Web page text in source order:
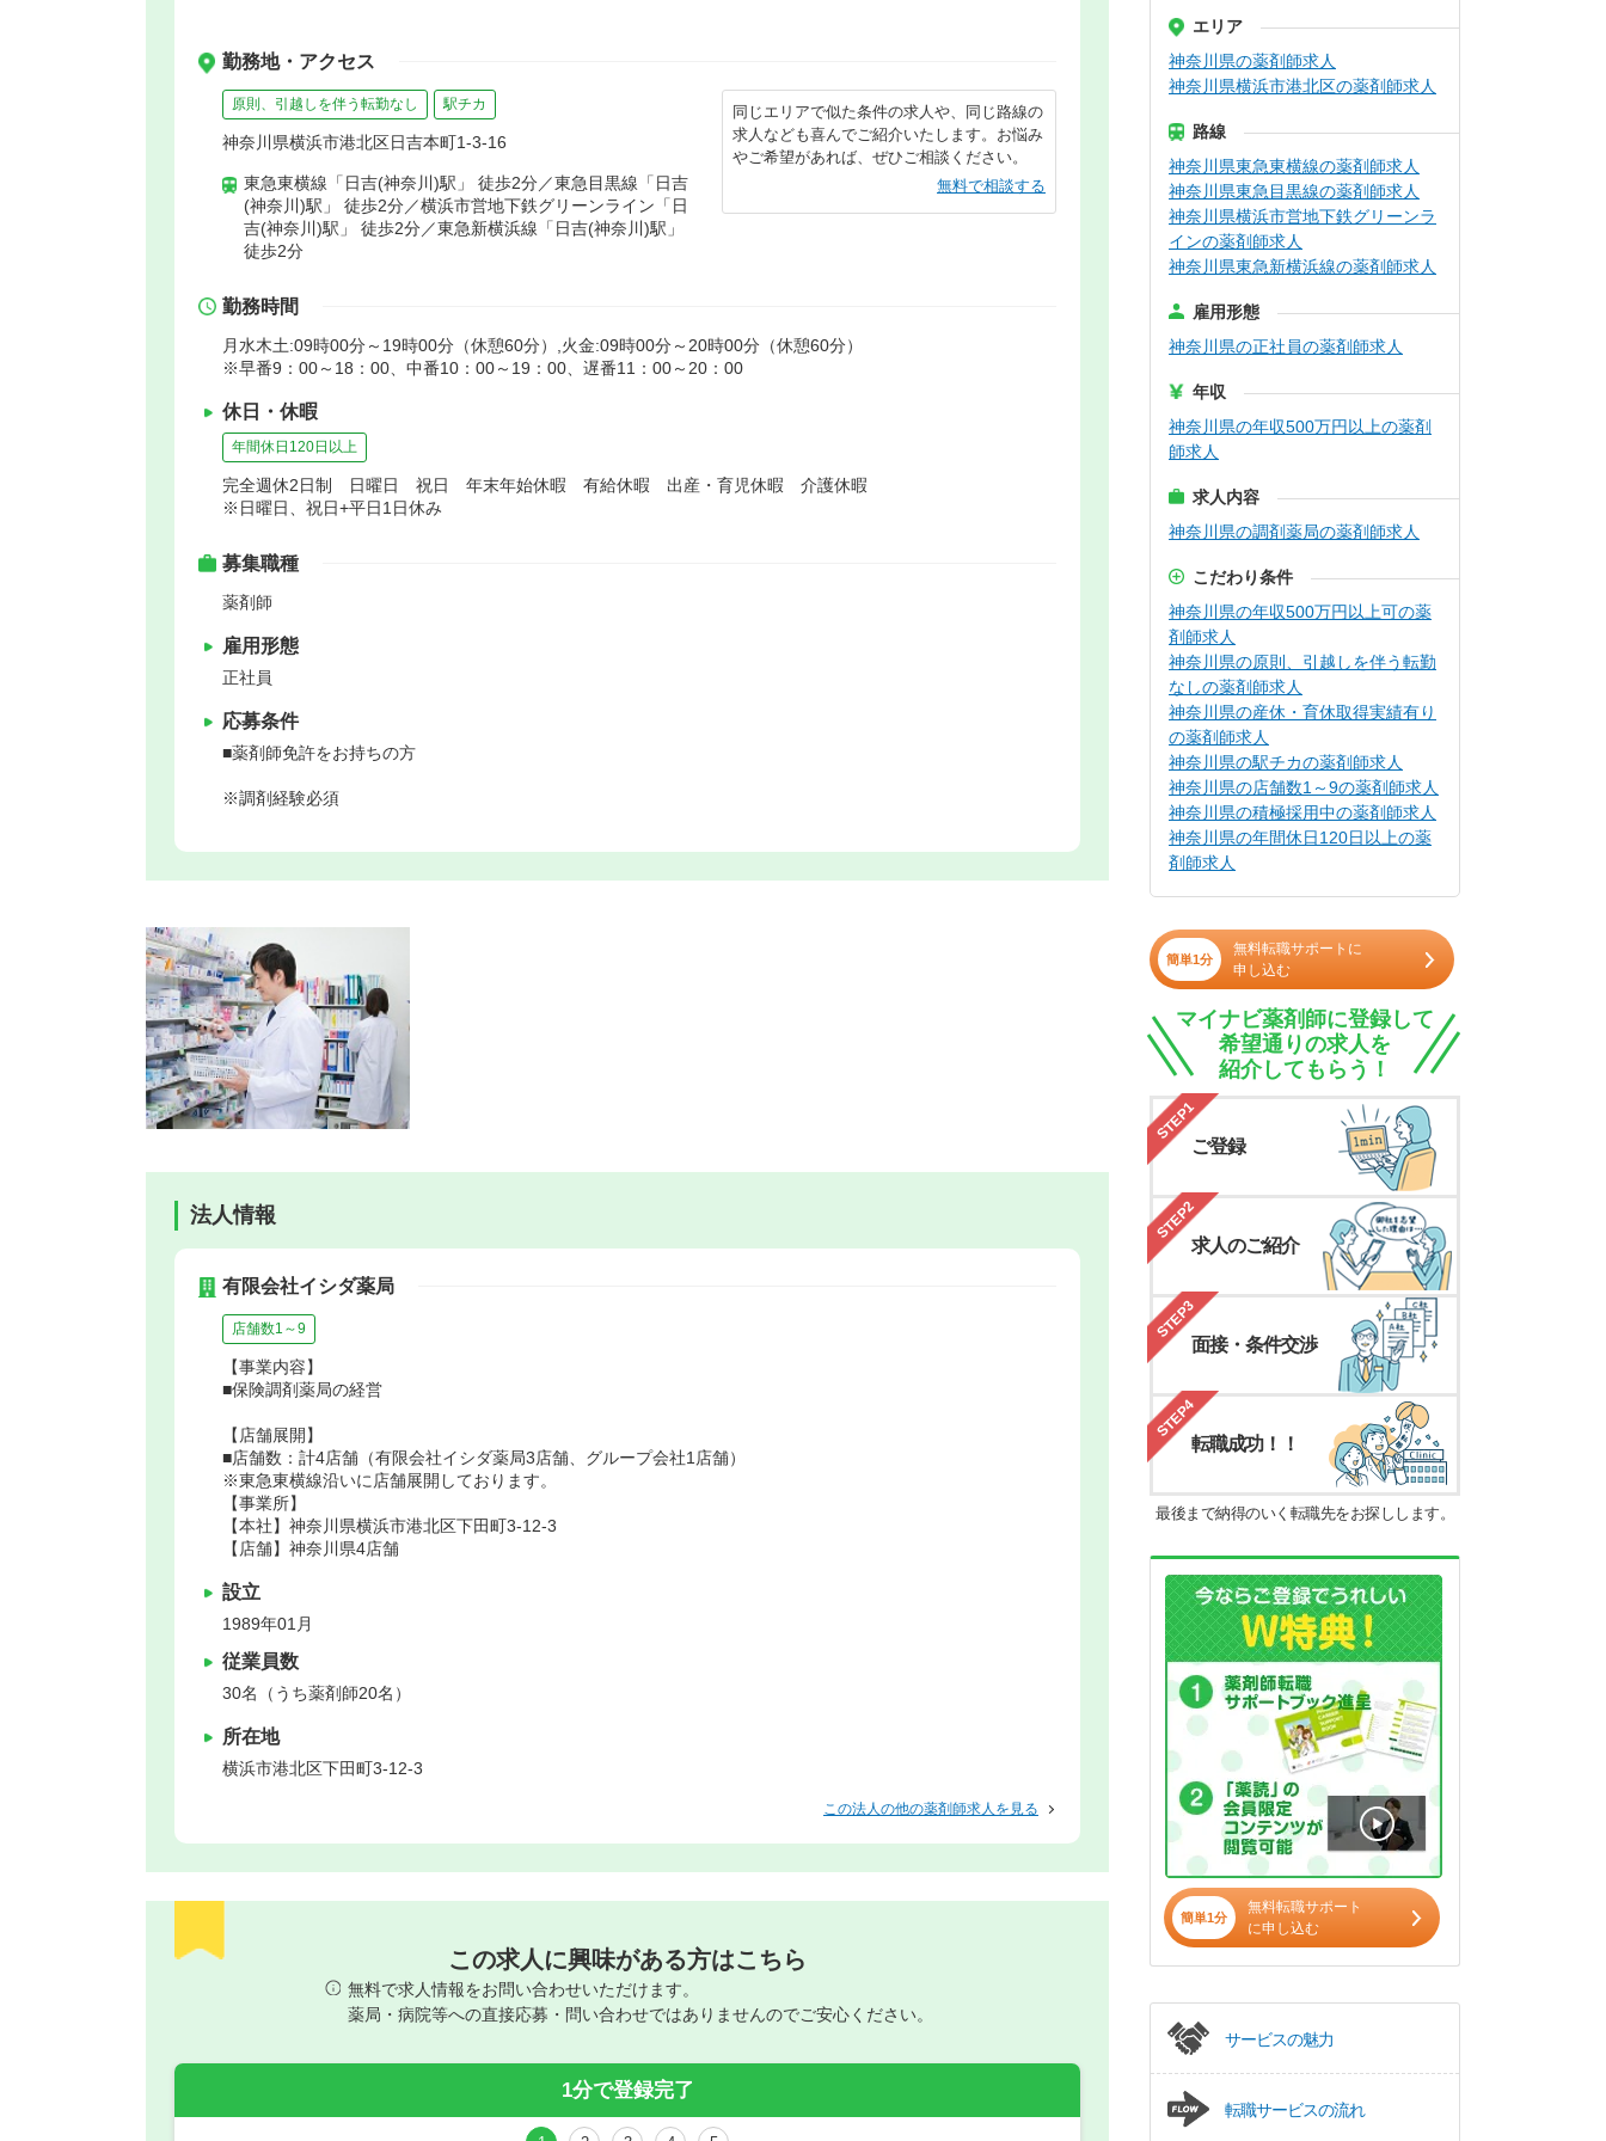
勤務地・アクセス
原則、引越しを伴う転勤なし 駅チカ
神奈川県横浜市港北区日吉本町1-3-16
東急東横線「日吉(神奈川)駅」 徒歩2分／東急目黒線「日吉
(神奈川)駅」 徒歩2分／横浜市営地下鉄グリーンライン「日
吉(神奈川)駅」 徒歩2分／東急新横浜線「日吉(神奈川)駅」
徒歩2分
同じエリアで似た条件の求人や、同じ路線の
求人なども喜んでご紹介いたします。お悩み
やご希望があれば、ぜひご相談ください。
無料で相談する
勤務時間
月水木土:09時00分～19時00分（休憩60分）,火金:09時00分～20時00分（休憩60分）
※早番9：00～18：00、中番10：00～19：00、遅番11：00～20：00
休日・休暇
年間休日120日以上
完全週休2日制 日曜日 祝日 年末年始休暇 有給休暇 出産・育児休暇 介護休暇
※日曜日、祝日+平日1日休み
募集職種
薬剤師
雇用形態
正社員
応募条件
■薬剤師免許をお持ちの方
※調剤経験必須
法人情報
有限会社イシダ薬局
店舗数1～9
【事業内容】
■保険調剤薬局の経営
【店舗展開】
■店舗数：計4店舗（有限会社イシダ薬局3店舗、グループ会社1店舗）
※東急東横線沿いに店舗展開しております。
【事業所】
【本社】神奈川県横浜市港北区下田町3-12-3
【店舗】神奈川県4店舗
設立
1989年01月
従業員数
30名（うち薬剤師20名）
所在地
横浜市港北区下田町3-12-3
この法人の他の薬剤師求人を見る
この求人に興味がある方はこちら
無料で求人情報をお問い合わせいただけます。
薬局・病院等への直接応募・問い合わせではありませんのでご安心ください。
1分で登録完了
エリア
神奈川県の薬剤師求人
神奈川県横浜市港北区の薬剤師求人
路線
神奈川県東急東横線の薬剤師求人
神奈川県東急目黒線の薬剤師求人
神奈川県横浜市営地下鉄グリーンラ
インの薬剤師求人
神奈川県東急新横浜線の薬剤師求人
雇用形態
神奈川県の正社員の薬剤師求人
年収
神奈川県の年収500万円以上の薬剤
師求人
求人内容
神奈川県の調剤薬局の薬剤師求人
こだわり条件
神奈川県の年収500万円以上可の薬
剤師求人
神奈川県の原則、引越しを伴う転勤
なしの薬剤師求人
神奈川県の産休・育休取得実績有り
の薬剤師求人
神奈川県の駅チカの薬剤師求人
神奈川県の店舗数1～9の薬剤師求人
神奈川県の積極採用中の薬剤師求人
神奈川県の年間休日120日以上の薬
剤師求人
簡単1分
無料転職サポートに
申し込む
マイナビ薬剤師に登録して
希望通りの求人を
紹介してもらう！
STEP1
ご登録
STEP2
求人のご紹介
STEP3
面接・条件交渉
STEP4
転職成功！！
最後まで納得のいく転職先をお探しします。
簡単1分
無料転職サポート
に申し込む
サービスの魅力
転職サービスの流れ